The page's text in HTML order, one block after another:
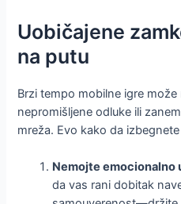
Uobičajene
na putu
Brzi tempo mobilne igre može
nepromišljene odluke ili
mreža. Evo kako da
Nemojte emocionalno
da vas rani dobitak